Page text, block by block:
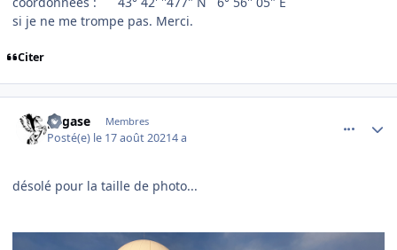
si je ne me trompe pas. Merci.
Citer
pegase Membres
Posté(e) le 17 août 20214 a
désolé pour la taille de photo...